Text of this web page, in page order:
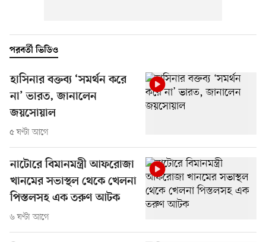
পরবর্তী ভিডিও
হাসিনার বক্তব্য ‘সমর্থন করে
না’ ভারত, জানালেন
জয়সোয়াল
৫ ঘণ্টা আগে
নাটোরে বিমানমন্ত্রী আফরোজা
খানমের সভাস্থল থেকে খেলনা
পিস্তলসহ এক তরুণ আটক
৬ ঘণ্টা আগে